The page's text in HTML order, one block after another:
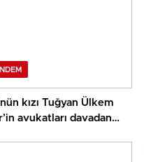
kızı Tuğyan Ülkem
avukatları davadan